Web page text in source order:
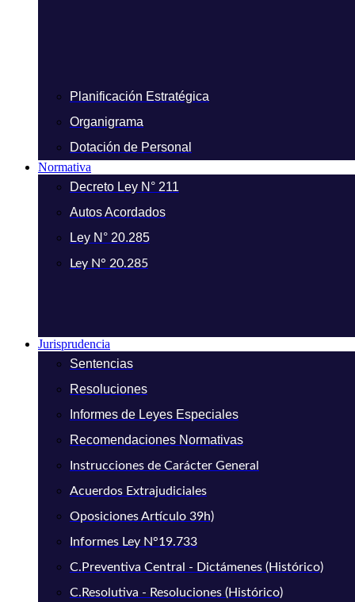
Planificación Estratégica
Organigrama
Dotación de Personal
Normativa
Decreto Ley N° 211
Autos Acordados
Ley N° 20.285
Ley N° 20.285
Jurisprudencia
Sentencias
Resoluciones
Informes de Leyes Especiales
Recomendaciones Normativas
Instrucciones de Carácter General
Acuerdos Extrajudiciales
Oposiciones Artículo 39h)
Informes Ley N°19.733
C.Preventiva Central - Dictámenes (Histórico)
C.Resolutiva - Resoluciones (Histórico)